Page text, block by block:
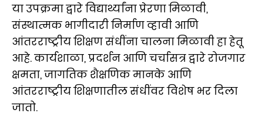
या उपक्रमा द्वारे विद्यार्थ्यांना प्रेरणा मिळावी,
संस्थात्मक भागीदारी निर्माण व्हावी आणि
आंतरराष्ट्रीय शिक्षण संधींना चालना मिळावी हा हेतू
आहे. कार्यशाळा, प्रदर्शन आणि चर्चासत्र द्वारे रोजगार
क्षमता, जागतिक शैक्षणिक मानके आणि
आंतरराष्ट्रीय शिक्षणातील संधींवर विशेष भर दिला
जातो.